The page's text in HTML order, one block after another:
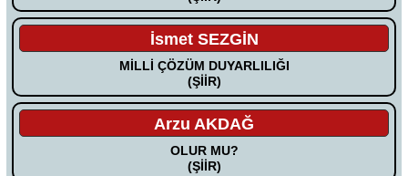
İsmet SEZGİN
MİLLİ ÇÖZÜM DUYARLILIĞI
(ŞİİR)
Arzu AKDAĞ
OLUR MU?
(ŞİİR)